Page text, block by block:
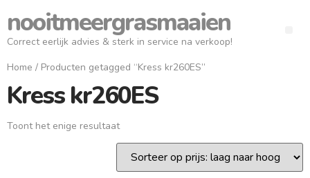
nooitmeergrasmaaien
Correct eerlijk advies & sterk in service na verkoop!
Home / Producten getagged “Kress kr260ES”
Kress kr260ES
Toont het enige resultaat